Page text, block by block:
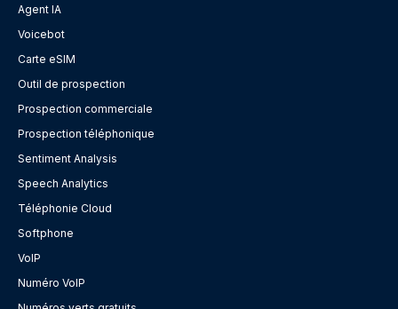
Agent IA
Voicebot
Carte eSIM
Outil de prospection
Prospection commerciale
Prospection téléphonique
Sentiment Analysis
Speech Analytics
Téléphonie Cloud
Softphone
VoIP
Numéro VoIP